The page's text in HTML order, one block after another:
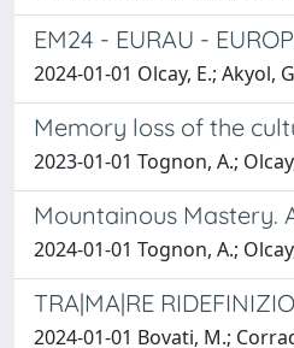
EM24 - EURAU -
2024-01-01 Olcay, E.; Akyol,
Memory loss of the
2023-01-01 Tognon, A.;
Mountainous Mastery.
2024-01-01 Tognon, A.;
TRA|MA|RE
2024-01-01 Bovati, M.;